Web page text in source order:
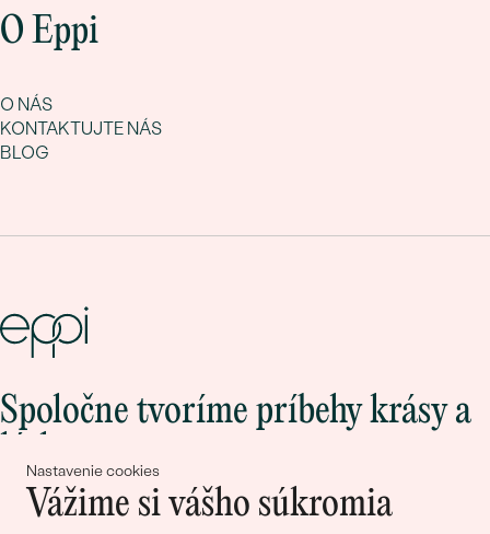
Nastavenie cookies
Vážime si vášho súkromia
O Eppi
O NÁS
KONTAKTUJTE NÁS
BLOG
Spoločne tvoríme príbehy krásy a
Pripojte sa k nám!